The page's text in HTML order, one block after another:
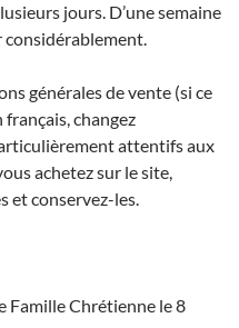
jours. D’une semaine
considérablement.
générales de vente (si ce
français, changez
attentifs aux
achetez sur le site,
et conservez-les.
Famille Chrétienne le 8